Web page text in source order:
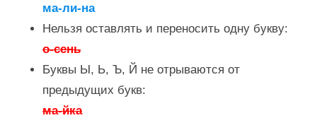
ма-ли-на
Нельзя оставлять и переносить одну букву:
о-сень
Буквы Ы, Ь, Ъ, Й не отрываются от
предыдущих букв:
ма-йка